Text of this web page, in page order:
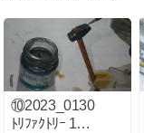
⑩2023_0130
ﾄﾘﾌｧｸﾄﾘｰ 1／1